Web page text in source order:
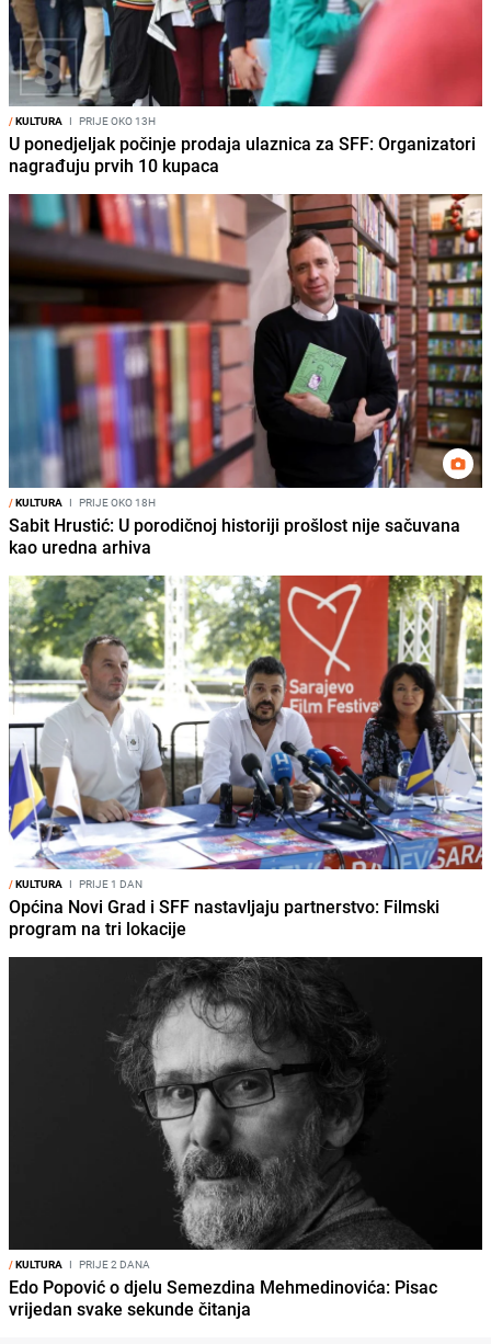
/KULTURA I PRIJE OKO 13H
U ponedjeljak počinje prodaja ulaznica za SFF: Organizatori
nagrađuju prvih 10 kupaca
/KULTURA I PRIJE OKO 18H
Sabit Hrustić: U porodičnoj historiji prošlost nije sačuvana
kao uredna arhiva
/KULTURA I PRIJE 1 DAN
Općina Novi Grad i SFF nastavljaju partnerstvo: Filmski
program na tri lokacije
/KULTURA I PRIJE 2 DANA
Edo Popović o djelu Semezdina Mehmedinovića: Pisac
vrijedan svake sekunde čitanja